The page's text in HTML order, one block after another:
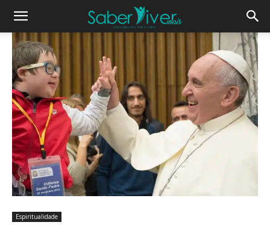
Espiritualidade